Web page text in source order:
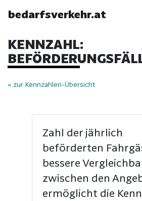
bedarfsverkehr.at
KENNZAHL:
« zur Kennzahlen-Übersicht
Zahl der jährlich
beförderten
bessere
zwischen den
ermöglicht die